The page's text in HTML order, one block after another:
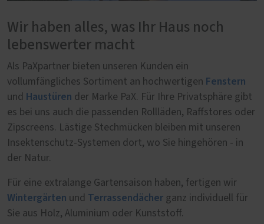
Wir haben alles, was Ihr Haus noch
lebenswerter macht
Als PaXpartner bieten unseren Kunden ein
vollumfängliches Sortiment an hochwertigen Fenstern
und Haustüren der Marke PaX. Für Ihre Privatsphäre gibt
es bei uns auch die passenden Rollläden, Raffstores oder
Zipscreens. Lästige Stechmücken bleiben mit unseren
Insektenschutz-Systemen dort, wo Sie hingehören - in
der Natur.
Für eine extralange Gartensaison haben, fertigen wir
Wintergärten und Terrassendächer ganz individuell für
Sie aus Holz, Aluminium oder Kunststoff.